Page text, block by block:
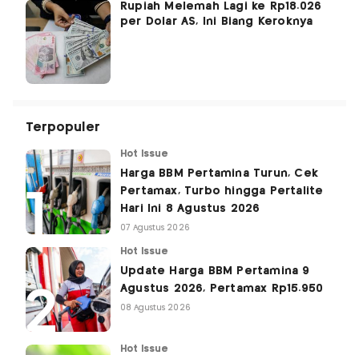
Rupiah Melemah Lagi ke Rp18.026
per Dolar AS, Ini Biang Keroknya
Terpopuler
Hot Issue
Harga BBM Pertamina Turun, Cek
Pertamax, Turbo hingga Pertalite
Hari Ini 8 Agustus 2026
07 Agustus 2026
Hot Issue
Update Harga BBM Pertamina 9
Agustus 2026, Pertamax Rp15.950
08 Agustus 2026
Hot Issue